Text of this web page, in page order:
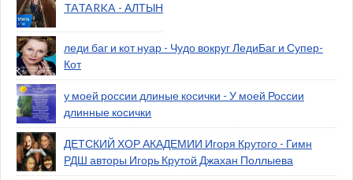
TATARKA - АЛТЫН
леди баг и кот нуар - Чудо вокруг ЛедиБаг и Супер-
Кот
у моей россии длиные косички - У моей России
длинные косички
ДЕТСКИЙ ХОР АКАДЕМИИ Игоря Крутого - Гимн
РДШ авторы Игорь Крутой Джахан Поллыева